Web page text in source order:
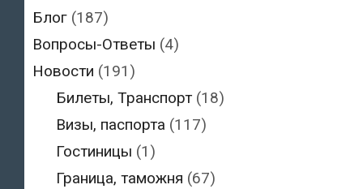
Блог (187)
Вопросы-Ответы (4)
Новости (191)
Билеты, Транспорт(18)
Визы, паспорта (117)
Гостиницы (1)
Граница, таможня (67)